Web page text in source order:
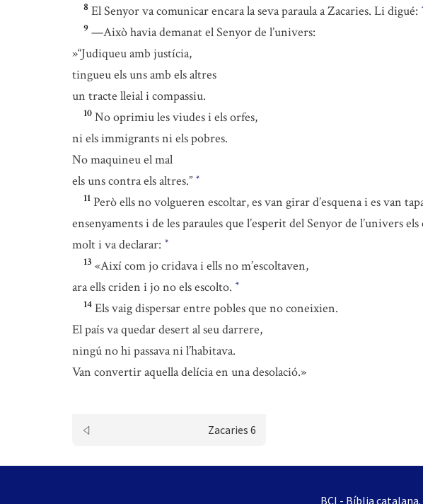
8 El Senyor va comunicar encara la seva paraula a Zacaries. Li digué:
9 —Això havia demanat el Senyor de l’univers:
»“Judiqueu amb justícia,
tingueu els uns amb els altres
un tracte lleial i compassiu.
10 No oprimiu les viudes i els orfes,
ni els immigrants ni els pobres.
No maquineu el mal
els uns contra els altres.” *
11 Però ells no volgueren escoltar, es van girar d’esquena i es van
ensenyaments i de les paraules que l’esperit del Senyor de l’univers
molt i va declarar: *
13 «Així com jo cridava i ells no m’escoltaven,
ara ells criden i jo no els escolto. *
14 Els vaig dispersar entre pobles que no coneixien.
El país va quedar desert al seu darrere,
ningú no hi passava ni l’habitava.
Van convertir aquella delícia en una desolació.»
Zacaries 6
BCI - Bíblia